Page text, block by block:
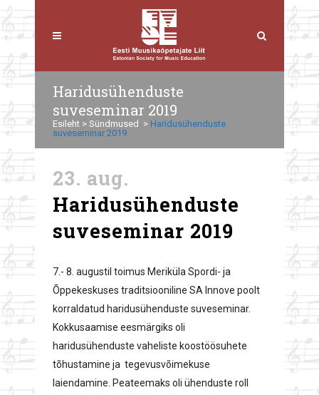
Haridusühenduste
suveseminar 2019
Esileht > Sündmused > Haridusühenduste
suveseminar 2019
23. aug.
Haridusühenduste
suveseminar 2019
7.- 8. augustil toimus Meriküla Spordi- ja
Õppekeskuses traditsiooniline SA Innove poolt
korraldatud haridusühenduste suveseminar.
Kokkusaamise eesmärgiks oli
haridusühenduste vaheliste koostöösuhete
tõhustamine ja tegevusvõimekuse
laiendamine. Peateemaks oli ühenduste roll